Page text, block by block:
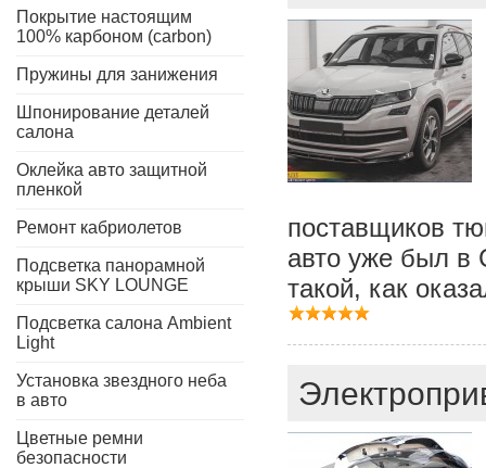
Покрытие настоящим
100% карбоном (carbon)
Пружины для занижения
Шпонирование деталей
салона
Оклейка авто защитной
пленкой
Ремонт кабриолетов
Подсветка панорамной
крыши SKY LOUNGE
Подсветка салона Ambient
Light
Установка звездного неба
в авто
Цветные ремни
безопасности
поставщиков
авто уже был в
такой, как